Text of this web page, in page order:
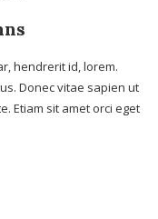
hendrerit id, lorem.
Donec vitae sapien ut
Etiam sit amet orci eget